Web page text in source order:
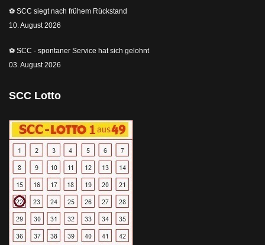
⚽️ SCC siegt nach frühem Rückstand
10. August 2026
⚽️ SCC - spontaner Service hat sich gelohnt
03. August 2026
SCC Lotto